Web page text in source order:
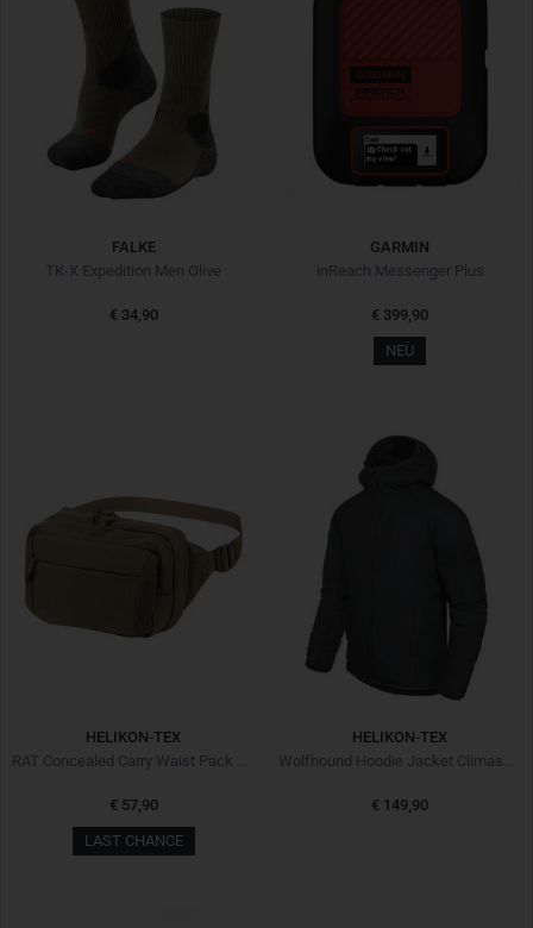
FALKE
TK-X Expedition Men Olive
€ 34,90
GARMIN
inReach Messenger Plus
€ 399,90
NEU
HELIKON-TEX
€ 57,90
LAST CHANCE
HELIKON-TEX
€ 149,90